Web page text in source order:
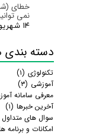
خطای
نمی
۱۴ شهریور ۰۰
دسته بندی
تکنولوژی (۱)
آموزشی (۳)
معرفی سامانه
آخرین خبرها (۱)
سوال های
امکانات و برنامه